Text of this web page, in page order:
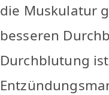
die Muskulatur
besseren
Durchblutung